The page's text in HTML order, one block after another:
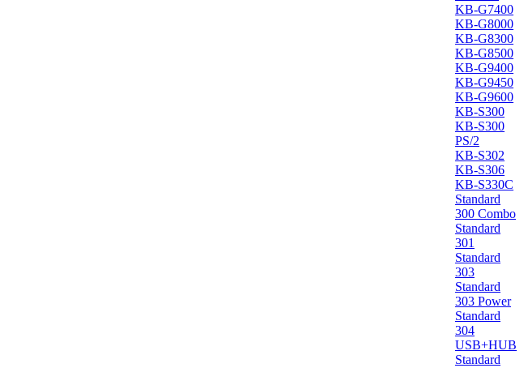
KB-G7400
KB-G8000
KB-G8300
KB-G8500
KB-G9400
KB-G9450
KB-G9600
KB-S300
KB-S300
PS/2
KB-S302
KB-S306
KB-S330C
Standard
300 Combo
Standard
301
Standard
303
Standard
303 Power
Standard
304
USB+HUB
Standard